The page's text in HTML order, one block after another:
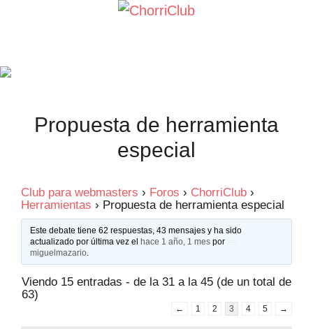
Propuesta de herramienta
especial
Club para webmasters › Foros › ChorriClub ›
Herramientas › Propuesta de herramienta especial
Este debate tiene 62 respuestas, 43 mensajes y ha sido
actualizado por última vez el
hace 1 año, 1 mes por
miguelmazario.
Viendo 15 entradas - de la 31 a la 45 (de un total de
63)
← 1 2 3 4 5 →